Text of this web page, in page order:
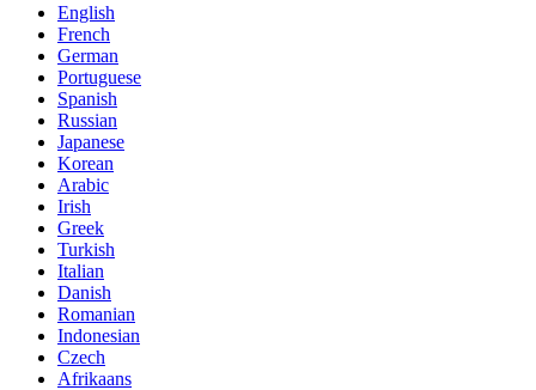
English
French
German
Portuguese
Spanish
Russian
Japanese
Korean
Arabic
Irish
Greek
Turkish
Italian
Danish
Romanian
Indonesian
Czech
Afrikaans